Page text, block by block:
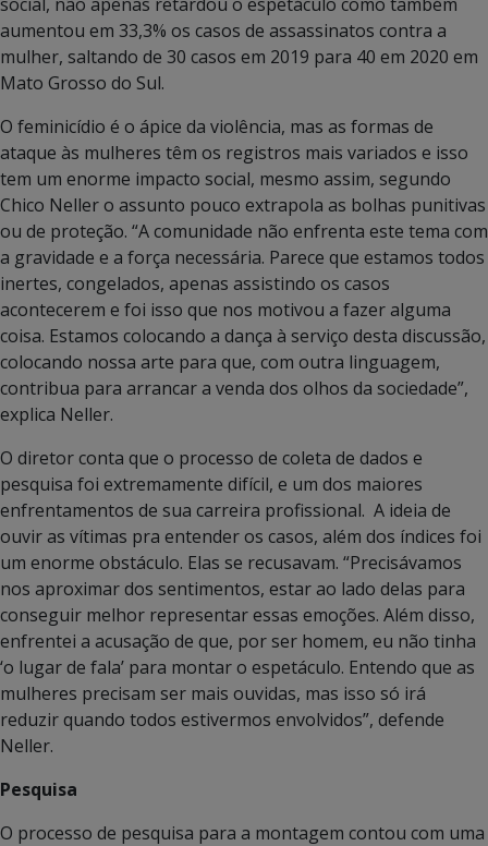
aumentou em 33,3% os casos de assassinatos contra a
mulher, saltando de 30 casos em 2019 para 40 em 2020 em
Mato Grosso do Sul.
O feminicídio é o ápice da violência, mas as formas de
ataque às mulheres têm os registros mais variados e isso
tem um enorme impacto social, mesmo assim, segundo
Chico Neller o assunto pouco extrapola as bolhas punitivas
ou de proteção. “A comunidade não enfrenta este tema com
a gravidade e a força necessária. Parece que estamos todos
inertes, congelados, apenas assistindo os casos
acontecerem e foi isso que nos motivou a fazer alguma
coisa. Estamos colocando a dança à serviço desta discussão,
colocando nossa arte para que, com outra linguagem,
contribua para arrancar a venda dos olhos da sociedade”,
explica Neller.
O diretor conta que o processo de coleta de dados e
pesquisa foi extremamente difícil, e um dos maiores
enfrentamentos de sua carreira profissional. A ideia de
ouvir as vítimas pra entender os casos, além dos índices foi
um enorme obstáculo. Elas se recusavam. “Precisávamos
nos aproximar dos sentimentos, estar ao lado delas para
conseguir melhor representar essas emoções. Além disso,
enfrentei a acusação de que, por ser homem, eu não tinha
‘o lugar de fala’ para montar o espetáculo. Entendo que as
mulheres precisam ser mais ouvidas, mas isso só irá
reduzir quando todos estivermos envolvidos”, defende
Neller.
Pesquisa
O processo de pesquisa para a montagem contou com uma